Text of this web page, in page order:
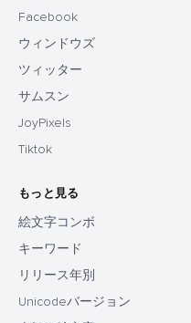
Facebook
ウィンドウズ
ツィッター
サムスン
JoyPixels
Tiktok
もっと見る
絵文字コンボ
キーワード
リリース年別
Unicodeバージョン